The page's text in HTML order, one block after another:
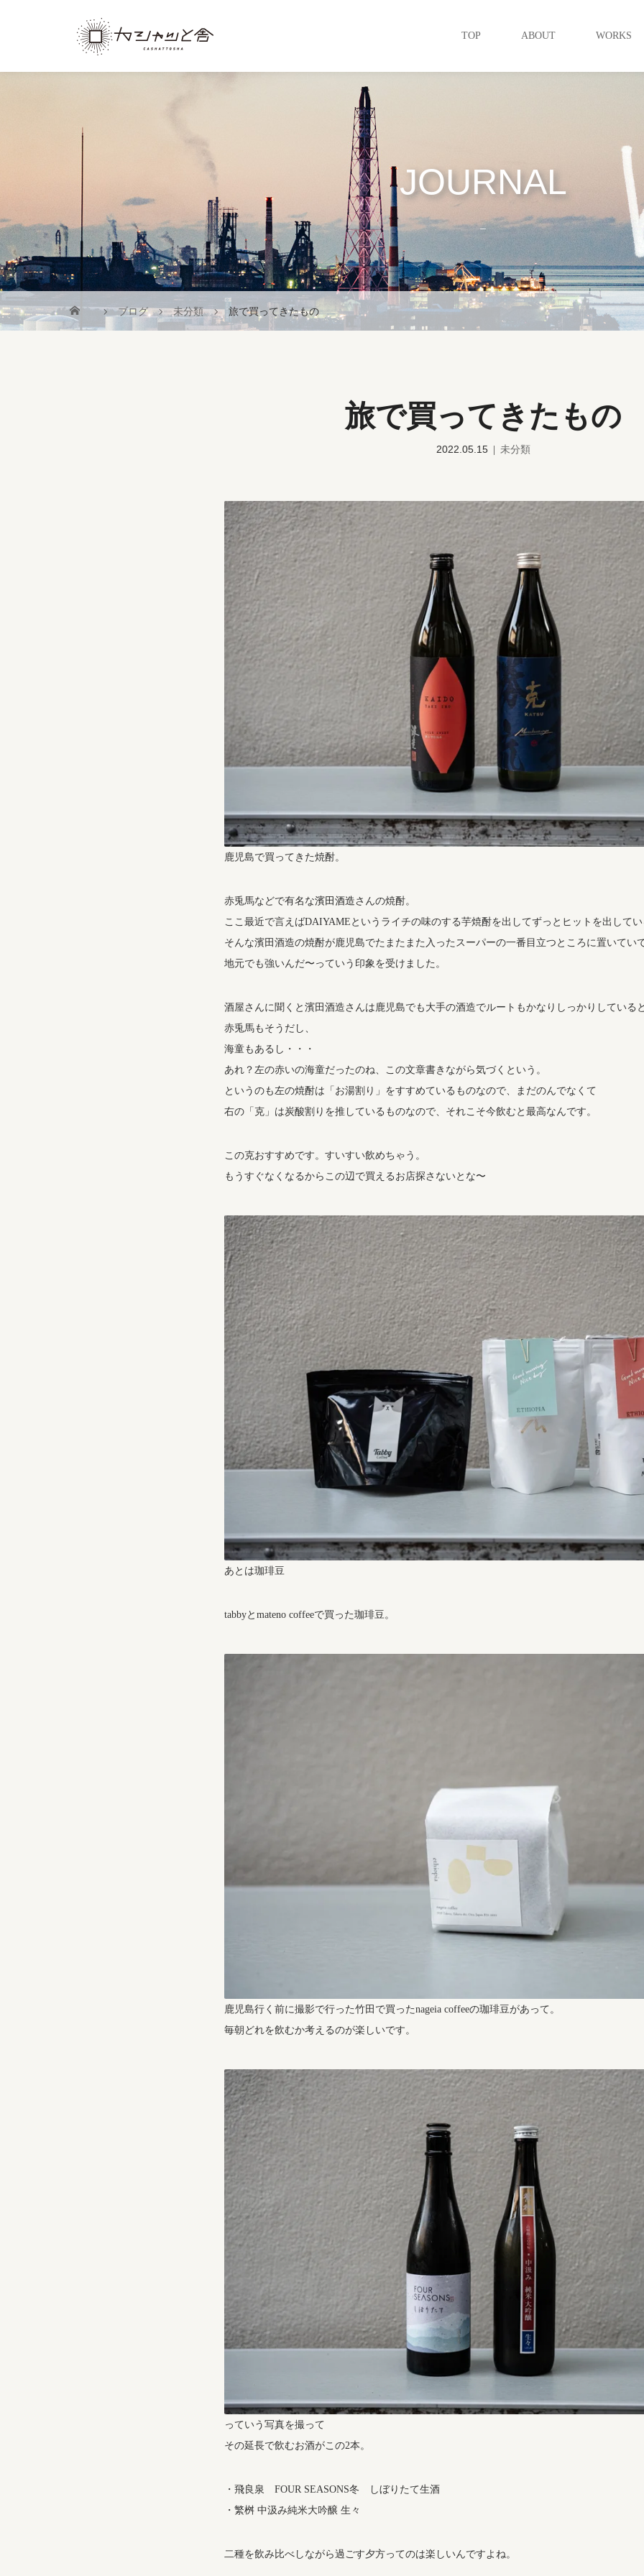
TOP ABOUT WORKS
JOURNAL
_
ブログ 未分類 旅で買ってきたもの
旅で買ってきたもの
2022.05.15 未分類
鹿児島で買ってきた焼酎。
赤兎馬などで有名な濱田 酒造 さんの焼酎。
ここ最近で言えばDAIYAMEというライチの味のする芋焼酎を出してずっとヒットを出して
そんな濱田酒造の焼酎が鹿児島でたまたまた入ったスーパーの一番目立つところに置いてい
地元でも強いんだ〜っていう印象を受けました。
酒屋さんに聞くと濱田酒造さんは鹿児島でも大手の酒造でルートもかなりしっかりしている
赤兎馬もそうだし、
海童もあるし・・・
あれ？左の赤いの海童だったのね、この文章書きながら気づくという。
というのも左の焼酎は「お湯割り」をすすめているものなので、まだのんでなくて
右の「克」は炭酸割りを推しているものなので、それこそ今飲むと最高なんです。
この克おすすめです。すいすい飲めちゃう。
もうすぐなくなるからこの辺で買えるお店探さないとな〜
あとは珈琲豆
tabbyとmateno coffeeで買った珈琲豆。
鹿児島行く前に撮影で行った竹田で買ったnageia coffeeの珈琲豆があって。
毎朝どれを飲むか考えるのが楽しいです。
っていう写真を撮って
その延長で飲むお酒がこの2本。
・飛良泉 FOUR SEASONS冬 しぼりたて生酒
・繁桝 中汲み純米大吟醸 生々
二種を飲み比べしながら過ごす夕方ってのは楽しいんですよね。